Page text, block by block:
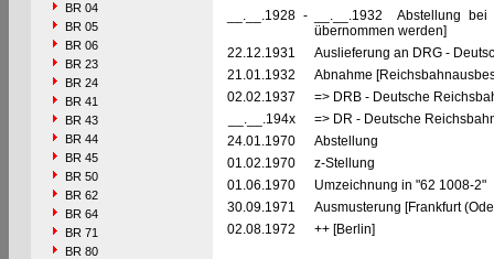
BR 04
BR 05
BR 06
BR 23
BR 24
BR 41
BR 43
BR 44
BR 45
BR 50
BR 62
BR 64
BR 71
BR 80
__.__.1928 -
__.__.1932 Abstellung
übernommen werden]
22.12.1931
Auslieferung an DRG -
21.01.1932
Abnahme
02.02.1937
=> DRB - Deutsche
__.__.194x
=> DR - Deutsche
24.01.1970
Abstellung
01.02.1970
z-Stellung
01.06.1970
Umzeichnung in "62 1008-2"
30.09.1971
Ausmusterung [Frankfurt
02.08.1972
++ [Berlin]